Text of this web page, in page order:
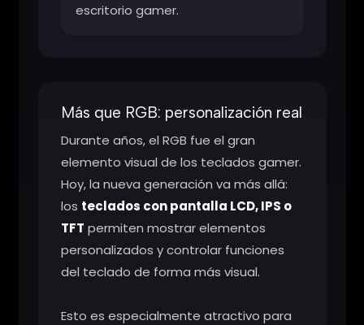
escritorio gamer.
Más que RGB: personalización real
Durante años, el RGB fue el gran
elemento visual de los teclados gamer.
Hoy, la nueva generación va más allá:
los teclados con pantalla LCD, IPS o
TFT permiten mostrar elementos
personalizados y controlar funciones
del teclado de forma más visual.
Esto es especialmente atractivo para